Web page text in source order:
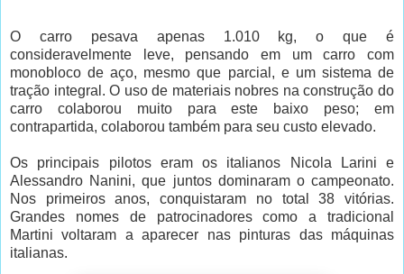
O carro pesava apenas 1.010 kg, o que é
consideravelmente leve, pensando em um carro com
monobloco de aço, mesmo que parcial, e um sistema de
tração integral. O uso de materiais nobres na construção do
carro colaborou muito para este baixo peso; em
contrapartida, colaborou também para seu custo elevado.
Os principais pilotos eram os italianos Nicola Larini e
Alessandro Nanini, que juntos dominaram o campeonato.
Nos primeiros anos, conquistaram no total 38 vitórias.
Grandes nomes de patrocinadores como a tradicional
Martini voltaram a aparecer nas pinturas das máquinas
italianas.